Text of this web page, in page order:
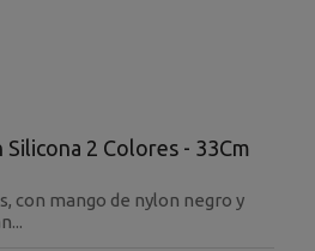
2 Colores - 33Cm
con mango de nylon negro y